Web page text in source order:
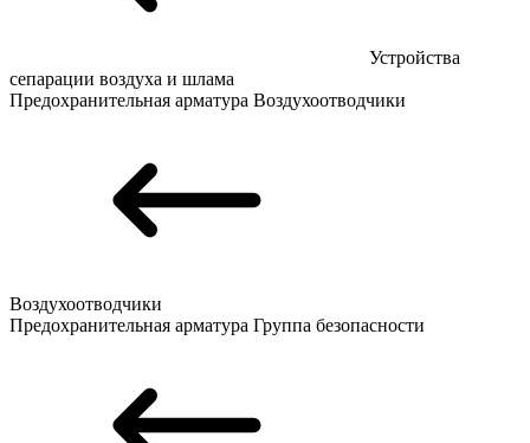
Устройства
сепарации воздуха и шлама
Предохранительная арматура Воздухоотводчики
Воздухоотводчики
Предохранительная арматура Группа безопасности